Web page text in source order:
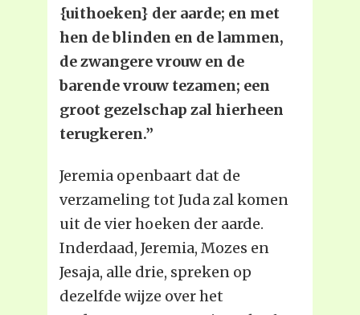
{uithoeken} der aarde; en met
hen de blinden en de lammen,
de zwangere vrouw en de
barende vrouw tezamen; een
groot gezelschap zal hierheen
terugkeren.”
Jeremia openbaart dat de
verzameling tot Juda zal komen
uit de vier hoeken der aarde.
Inderdaad, Jeremia, Mozes en
Jesaja, alle drie, spreken op
dezelfde wijze over het